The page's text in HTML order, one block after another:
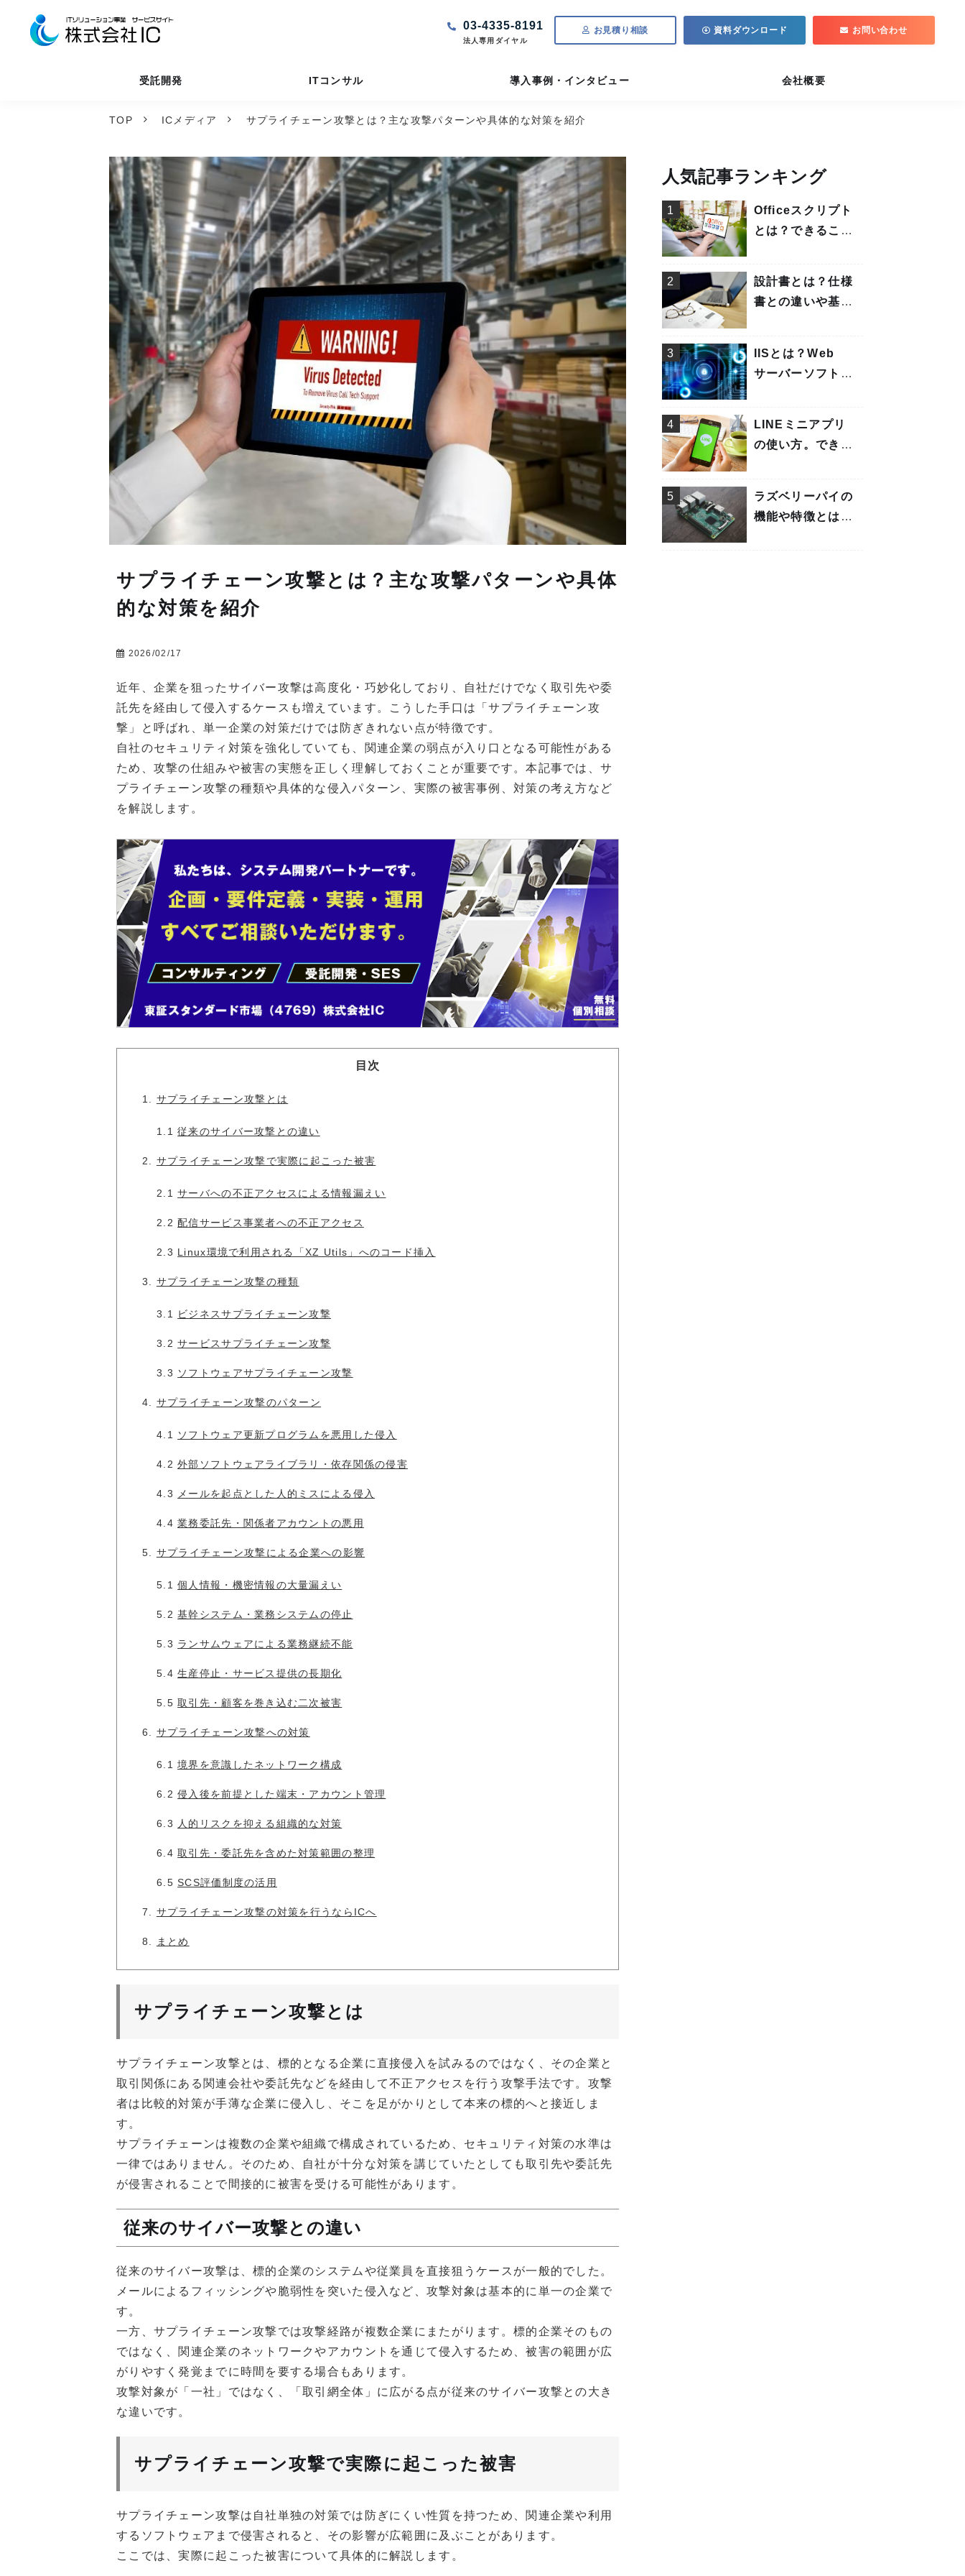
03-4335-8191
法人専用ダイヤル
お見積り相談 資料ダウンロード お問い合わせ
受託開発 ITコンサル 導入事例・インタビュー 会社概要
TOP ICメディア サプライチェーン攻撃とは？主な攻撃パターンや具体的な対策を紹介
サプライチェーン攻撃とは？主な攻撃パターンや具体
的な対策を紹介
2026/02/17
近年、企業を狙ったサイバー攻撃は高度化・巧妙化しており、自社だけでなく取引先や委
託先を経由して侵入するケースも増えています。こうした手口は「サプライチェーン攻
撃」と呼ばれ、単一企業の対策だけでは防ぎきれない点が特徴です。
自社のセキュリティ対策を強化していても、関連企業の弱点が入り口となる可能性がある
ため、攻撃の仕組みや被害の実態を正しく理解しておくことが重要です。本記事では、サ
プライチェーン攻撃の種類や具体的な侵入パターン、実際の被害事例、対策の考え方など
を解説します。
目次
1. サプライチェーン攻撃とは
1.1 従来のサイバー攻撃との違い
2. サプライチェーン攻撃で実際に起こった被害
2.1 サーバへの不正アクセスによる情報漏えい
2.2 配信サービス事業者への不正アクセス
2.3 Linux環境で利用される「XZ Utils」へのコード挿入
3. サプライチェーン攻撃の種類
3.1 ビジネスサプライチェーン攻撃
3.2 サービスサプライチェーン攻撃
3.3 ソフトウェアサプライチェーン攻撃
4. サプライチェーン攻撃のパターン
4.1 ソフトウェア更新プログラムを悪用した侵入
4.2 外部ソフトウェアライブラリ・依存関係の侵害
4.3 メールを起点とした人的ミスによる侵入
4.4 業務委託先・関係者アカウントの悪用
5. サプライチェーン攻撃による企業への影響
5.1 個人情報・機密情報の大量漏えい
5.2 基幹システム・業務システムの停止
5.3 ランサムウェアによる業務継続不能
5.4 生産停止・サービス提供の長期化
5.5 取引先・顧客を巻き込む二次被害
6. サプライチェーン攻撃への対策
6.1 境界を意識したネットワーク構成
6.2 侵入後を前提とした端末・アカウント管理
6.3 人的リスクを抑える組織的な対策
6.4 取引先・委託先を含めた対策範囲の整理
6.5 SCS評価制度の活用
7. サプライチェーン攻撃の対策を行うならICへ
8. まとめ
サプライチェーン攻撃とは
サプライチェーン攻撃とは、標的となる企業に直接侵入を試みるのではなく、その企業と
取引関係にある関連会社や委託先などを経由して不正アクセスを行う攻撃手法です。攻撃
者は比較的対策が手薄な企業に侵入し、そこを足がかりとして本来の標的へと接近しま
す。
サプライチェーンは複数の企業や組織で構成されているため、セキュリティ対策の水準は
一律ではありません。そのため、自社が十分な対策を講じていたとしても取引先や委託先
が侵害されることで間接的に被害を受ける可能性があります。
従来のサイバー攻撃との違い
従来のサイバー攻撃は、標的企業のシステムや従業員を直接狙うケースが一般的でした。
メールによるフィッシングや脆弱性を突いた侵入など、攻撃対象は基本的に単一の企業で
す。
一方、サプライチェーン攻撃では攻撃経路が複数企業にまたがります。標的企業そのもの
ではなく、関連企業のネットワークやアカウントを通じて侵入するため、被害の範囲が広
がりやすく発覚までに時間を要する場合もあります。
攻撃対象が「一社」ではなく、「取引網全体」に広がる点が従来のサイバー攻撃との大き
な違いです。
サプライチェーン攻撃で実際に起こった被害
サプライチェーン攻撃は自社単独の対策では防ぎにくい性質を持つため、関連企業や利用
するソフトウェアまで侵害されると、その影響が広範囲に及ぶことがあります。
ここでは、実際に起こった被害について具体的に解説します。
人気記事ランキング
1
Officeスクリプト
とは？できること
2
設計書とは？仕様
書との違いや基本
3
IISとは？Web
サーバーソフトや
4
LINEミニアプリ
の使い方。できる
5
ラズベリーパイの
機能や特徴とは？